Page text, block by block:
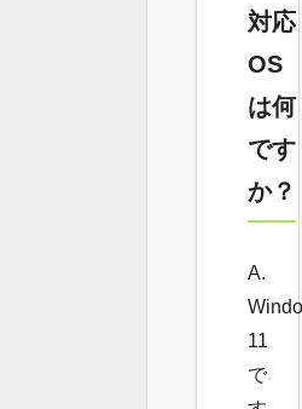
対応
OS
は何
です
か？
A.
11
で